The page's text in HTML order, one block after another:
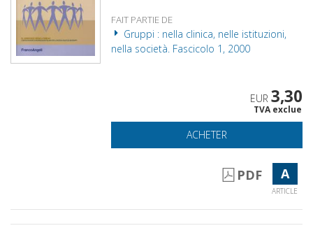
FAIT PARTIE DE
Gruppi : nella clinica, nelle istituzioni,
nella società. Fascicolo 1, 2000
EUR 3,30
TVA exclue
ACHETER
PDF A
ARTICLE